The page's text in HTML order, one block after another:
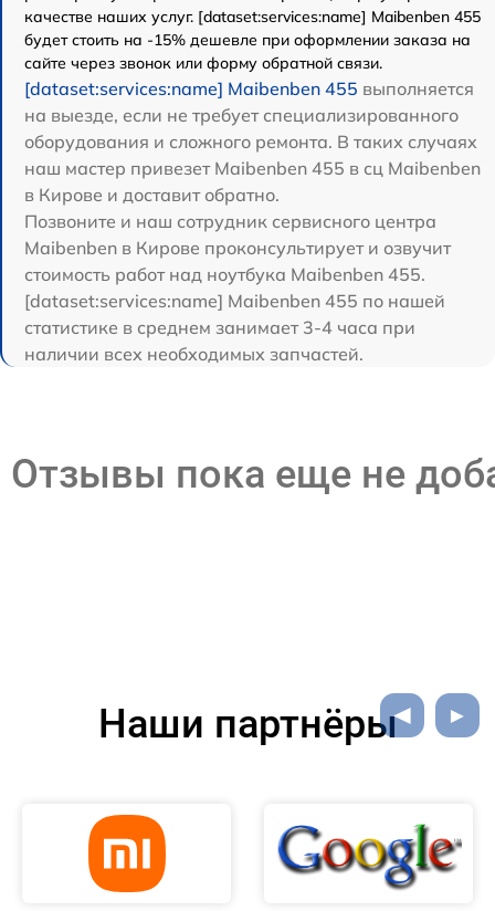
качестве наших услуг. [dataset:services:name] Maibenben 455
будет стоить на -15% дешевле при оформлении заказа на
сайте через звонок или форму обратной связи.
[dataset:services:name] Maibenben 455 выполняется
на выезде, если не требует специализированного
оборудования и сложного ремонта. В таких случаях
наш мастер привезет Maibenben 455 в сц Maibenben
в Кирове и доставит обратно.
Позвоните и наш сотрудник сервисного центра
Maibenben в Кирове проконсультирует и озвучит
стоимость работ над ноутбука Maibenben 455.
[dataset:services:name] Maibenben 455 по нашей
статистике в среднем занимает 3-4 часа при
наличии всех необходимых запчастей.
Отзывы пока еще не
Наши партнёры